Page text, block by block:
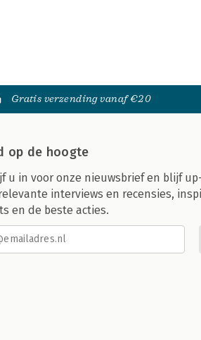
Gratis verzending vanaf €20
op de hoogte
u in voor onze nieuwsbrief en blijf
interviews en recensies,
en de beste acties.